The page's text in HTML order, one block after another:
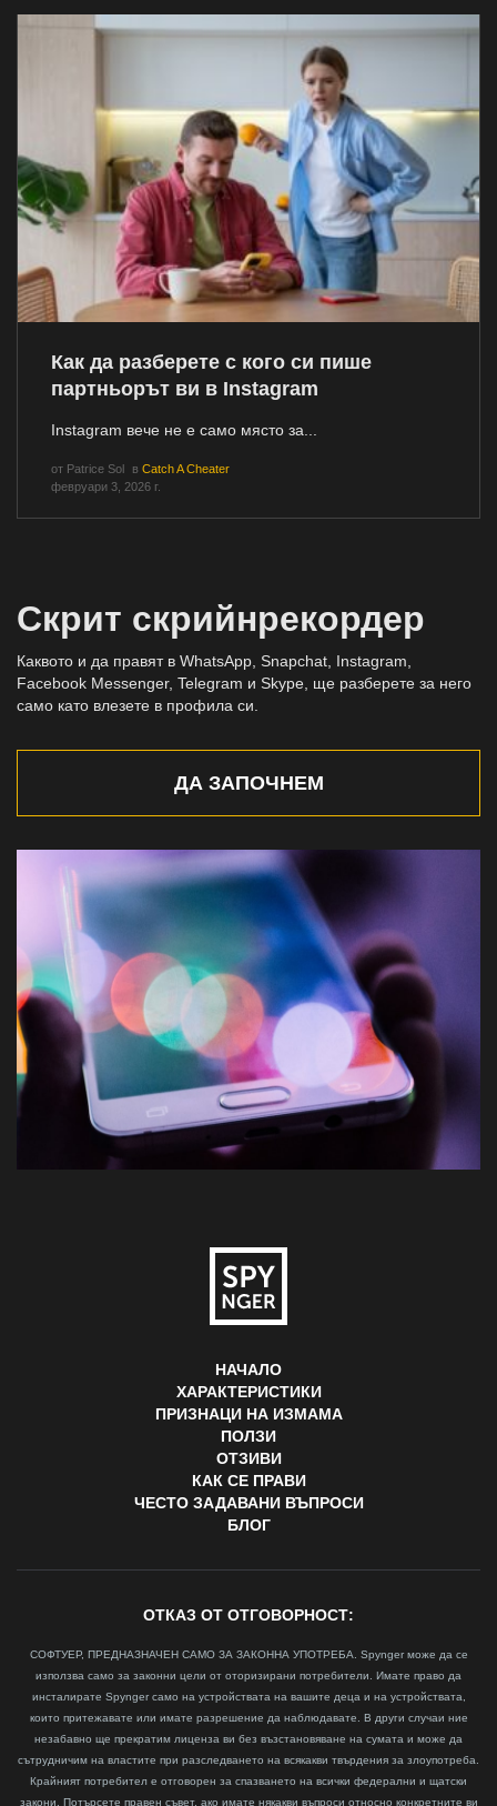
Как да разберете с кого си пише
партньорът ви в Instagram
Instagram вече не е само място за...
от Patrice Sol в Catch A Cheater
февруари 3, 2026 г.
Скрит скрийнрекордер
Каквото и да правят в WhatsApp, Snapchat, Instagram,
Facebook Messenger, Telegram и Skype, ще разберете за него
само като влезете в профила си.
ДА ЗАПОЧНЕМ
НАЧАЛО
ХАРАКТЕРИСТИКИ
ПРИЗНАЦИ НА ИЗМАМА
ПОЛЗИ
ОТЗИВИ
КАК СЕ ПРАВИ
ЧЕСТО ЗАДАВАНИ ВЪПРОСИ
БЛОГ
ОТКАЗ ОТ ОТГОВОРНОСТ:
СОФТУЕР, ПРЕДНАЗНАЧЕН САМО ЗА ЗАКОННА УПОТРЕБА. Spynger може да се
използва само за законни цели от оторизирани потребители. Имате право да
инсталирате Spynger само на устройствата на вашите деца и на устройствата,
които притежавате или имате разрешение да наблюдавате. В други случаи ние
незабавно ще прекратим лиценза ви без възстановяване на сумата и може да
сътрудничим на властите при разследването на всякакви твърдения за злоупотреба.
Крайният потребител е отговорен за спазването на всички федерални и щатски
закони. Потърсете правен съвет, ако имате някакви въпроси относно конкретните ви